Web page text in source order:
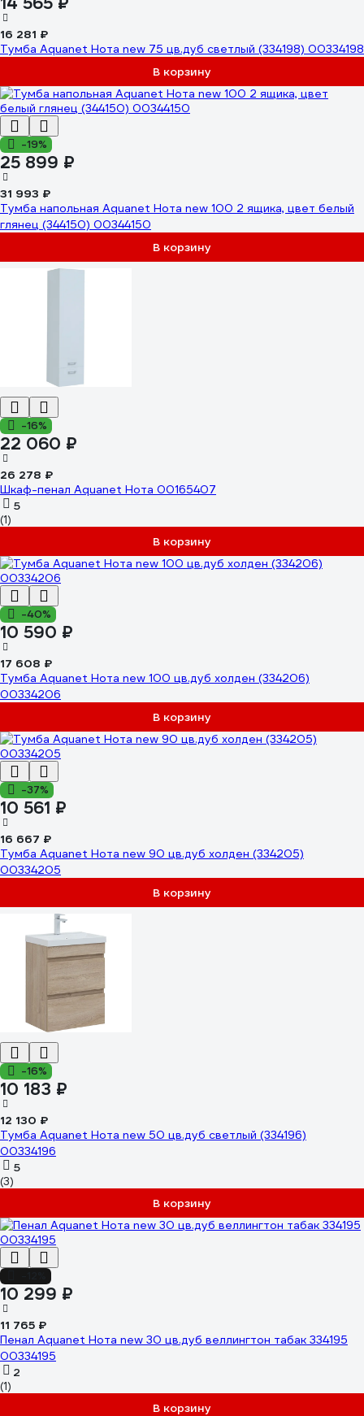
16 281 ₽
Тумба Aquanet Нота new 75 цв.дуб светлый (334198) 00334198
В корзину
-19%
25 899 ₽
31 993 ₽
Тумба напольная Aquanet Нота new 100 2 ящика, цвет белый
глянец (344150) 00344150
В корзину
-16%
22 060 ₽
26 278 ₽
Шкаф-пенал Aquanet Нота 00165407
5
(1)
В корзину
-40%
10 590 ₽
17 608 ₽
Тумба Aquanet Нота new 100 цв.дуб холден (334206)
00334206
В корзину
-37%
10 561 ₽
16 667 ₽
Тумба Aquanet Нота new 90 цв.дуб холден (334205)
00334205
В корзину
-16%
10 183 ₽
12 130 ₽
Тумба Aquanet Нота new 50 цв.дуб светлый (334196)
00334196
5
(3)
В корзину
10 299 ₽
11 765 ₽
Пенал Aquanet Нота new 30 цв.дуб веллингтон табак 334195
00334195
2
(1)
В корзину